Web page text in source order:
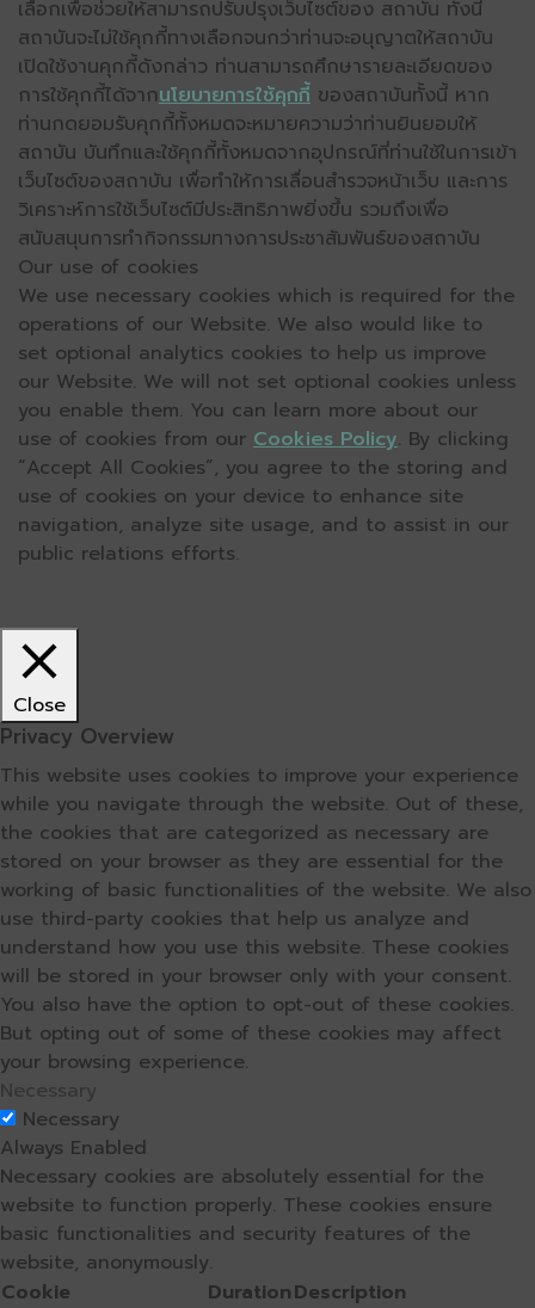
เลือกเพื่อช่วยให้สามารถปรับปรุงเว็บไซต์ของ สถาบัน ทั้งนี้
สถาบันจะไม่ใช้คุกกี้ทางเลือกจนกว่าท่านจะอนุญาตให้สถาบัน
เปิดใช้งานคุกกี้ดังกล่าว ท่านสามารถศึกษารายละเอียดของ
การใช้คุกกี้ได้จากนโยบายการใช้คุกกี้ ของสถาบันทั้งนี้ หาก
ท่านกดยอมรับคุกกี้ทั้งหมดจะหมายความว่าท่านยินยอมให้
สถาบัน บันทึกและใช้คุกกี้ทั้งหมดจากอุปกรณ์ที่ท่านใช้ในการเข้า
เว็บไซต์ของสถาบัน เพื่อทำให้การเลื่อนสำรวจหน้าเว็บ และการ
วิเคราะห์การใช้เว็บไซต์มีประสิทธิภาพยิ่งขึ้น รวมถึงเพื่อ
สนับสนุนการทำกิจกรรมทางการประชาสัมพันธ์ของสถาบัน
Our use of cookies
We use necessary cookies which is required for the
operations of our Website. We also would like to
set optional analytics cookies to help us improve
our Website. We will not set optional cookies unless
you enable them. You can learn more about our
use of cookies from our Cookies Policy. By clicking
“Accept All Cookies”, you agree to the storing and
use of cookies on your device to enhance site
navigation, analyze site usage, and to assist in our
public relations efforts.
Close
Privacy Overview
This website uses cookies to improve your experience
while you navigate through the website. Out of these,
the cookies that are categorized as necessary are
stored on your browser as they are essential for the
working of basic functionalities of the website. We also
use third-party cookies that help us analyze and
understand how you use this website. These cookies
will be stored in your browser only with your consent.
You also have the option to opt-out of these cookies.
But opting out of some of these cookies may affect
your browsing experience.
Necessary
Necessary
Always Enabled
Necessary cookies are absolutely essential for the
website to function properly. These cookies ensure
basic functionalities and security features of the
website, anonymously.
Cookie
DurationDescription